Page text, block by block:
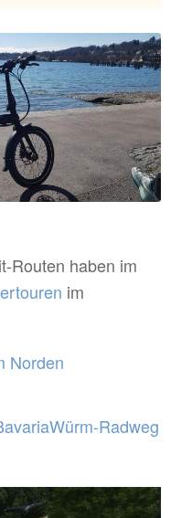
Routen haben im
im
Norden
Radweg